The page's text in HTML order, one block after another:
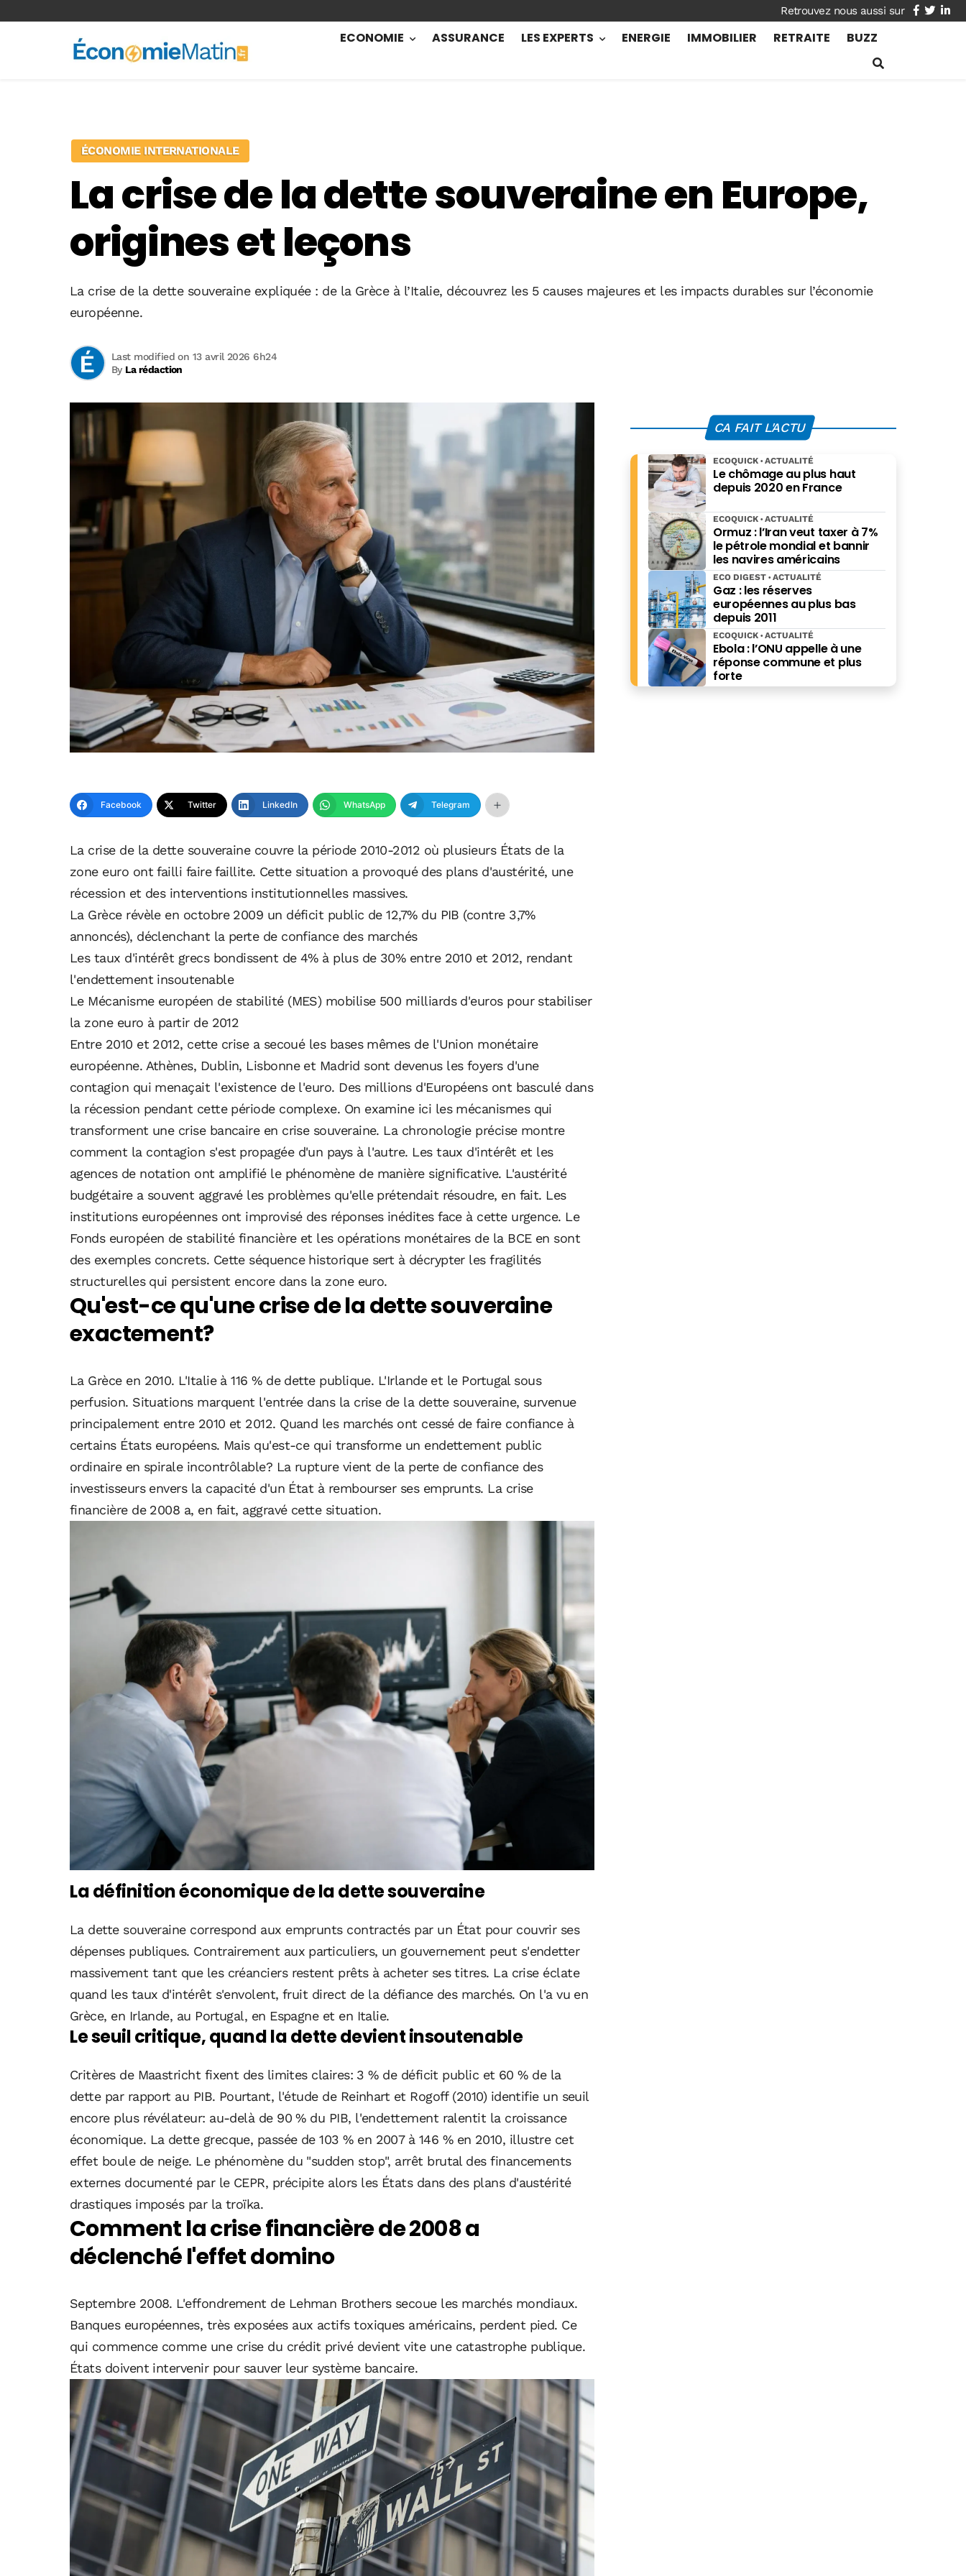
facebook
twitter
ECONOMIE ASSURANCE LES EXPERTS ENERGIE IMMOBILIER RETRAITE BUZZ
ÉCONOMIE INTERNATIONALE
La crise de la dette souveraine en Europe,
origines et leçons
La crise de la dette souveraine expliquée : de la Grèce à l’Italie, découvrez les 5 causes majeures et les impacts durables sur l’économie
européenne.
By La rédaction
Last modified on 13 avril 2026 6h24
Facebook Twitter LinkedIn WhatsApp Telegram
La crise de la dette souveraine couvre la période 2010-2012 où plusieurs États de la
zone euro ont failli faire faillite. Cette situation a provoqué des plans d'austérité, une
récession et des interventions institutionnelles massives.
La Grèce révèle en octobre 2009 un déficit public de 12,7% du PIB (contre 3,7%
annoncés), déclenchant la perte de confiance des marchés
Les taux d'intérêt grecs bondissent de 4% à plus de 30% entre 2010 et 2012, rendant
l'endettement insoutenable
Le Mécanisme européen de stabilité (MES) mobilise 500 milliards d'euros pour stabiliser
la zone euro à partir de 2012
Entre 2010 et 2012, cette crise a secoué les bases mêmes de l'Union monétaire
européenne. Athènes, Dublin, Lisbonne et Madrid sont devenus les foyers d'une
contagion qui menaçait l'existence de l'euro. Des millions d'Européens ont basculé dans
la récession pendant cette période complexe. On examine ici les mécanismes qui
transforment une crise bancaire en crise souveraine. La chronologie précise montre
comment la contagion s'est propagée d'un pays à l'autre. Les taux d'intérêt et les
agences de notation ont amplifié le phénomène de manière significative. L'austérité
budgétaire a souvent aggravé les problèmes qu'elle prétendait résoudre, en fait. Les
institutions européennes ont improvisé des réponses inédites face à cette urgence. Le
Fonds européen de stabilité financière et les opérations monétaires de la BCE en sont
des exemples concrets. Cette séquence historique sert à décrypter les fragilités
structurelles qui persistent encore dans la zone euro.
Qu'est-ce qu'une crise de la dette souveraine
exactement?
La Grèce en 2010. L'Italie à 116 % de dette publique. L'Irlande et le Portugal sous
perfusion. Situations marquent l'entrée dans la crise de la dette souveraine, survenue
principalement entre 2010 et 2012. Quand les marchés ont cessé de faire confiance à
certains États européens. Mais qu'est-ce qui transforme un endettement public
ordinaire en spirale incontrôlable? La rupture vient de la perte de confiance des
investisseurs envers la capacité d'un État à rembourser ses emprunts. La crise
financière de 2008 a, en fait, aggravé cette situation.
La définition économique de la dette souveraine
La dette souveraine correspond aux emprunts contractés par un État pour couvrir ses
dépenses publiques. Contrairement aux particuliers, un gouvernement peut s'endetter
massivement tant que les créanciers restent prêts à acheter ses titres. La crise éclate
quand les taux d'intérêt s'envolent, fruit direct de la défiance des marchés. On l'a vu en
Grèce, en Irlande, au Portugal, en Espagne et en Italie.
Le seuil critique, quand la dette devient insoutenable
Critères de Maastricht fixent des limites claires: 3 % de déficit public et 60 % de la
dette par rapport au PIB. Pourtant, l'étude de Reinhart et Rogoff (2010) identifie un seuil
encore plus révélateur: au-delà de 90 % du PIB, l'endettement ralentit la croissance
économique. La dette grecque, passée de 103 % en 2007 à 146 % en 2010, illustre cet
effet boule de neige. Le phénomène du "sudden stop", arrêt brutal des financements
externes documenté par le CEPR, précipite alors les États dans des plans d'austérité
drastiques imposés par la troïka.
Comment la crise financière de 2008 a
déclenché l'effet domino
Septembre 2008. L'effondrement de Lehman Brothers secoue les marchés mondiaux.
Banques européennes, très exposées aux actifs toxiques américains, perdent pied. Ce
qui commence comme une crise du crédit privé devient vite une catastrophe publique.
États doivent intervenir pour sauver leur système bancaire.
CA FAIT L'ACTU
Le chômage au plus haut
depuis 2020 en France
ECOQUICK ACTUALITÉ
Ormuz : l’Iran veut taxer à 7%
le pétrole mondial et bannir
les navires américains
ECOQUICK ACTUALITÉ
Gaz : les réserves
européennes au plus bas
depuis 2011
ECO DIGEST ACTUALITÉ
Ebola : l’ONU appelle à une
réponse commune et plus
forte
ECOQUICK ACTUALITÉ